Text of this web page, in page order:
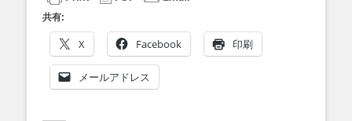
共有:
X Facebook 印刷
メールアドレス